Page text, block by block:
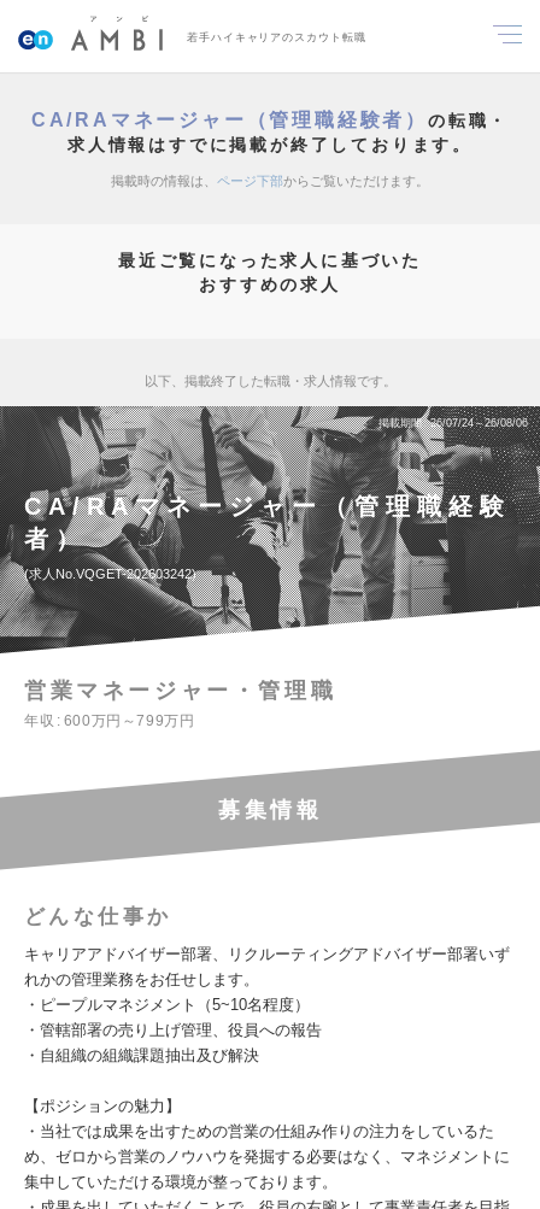
若手ハイキャリアのスカウト転職
CA/RAマネージャー（管理職経験者） の転職・
求人情報はすでに掲載が終了しております。
掲載時の情報は、 ページ下部からご覧いただけます。
最近ご覧になった求人に基づいた
おすすめの求人
以下、掲載終了した転職・求人情報です。
掲載期間 26/07/24～26/08/06
CA/RAマネージャー（管理職経験
者）
求人No.VQGET-202603242
営業マネージャー・管理職
年収 600万円～799万円
募集情報
どんな仕事か
キャリアアドバイザー部署、リクルーティングアドバイザー部署いず
れかの管理業務をお任せします。
・ピープルマネジメント（5~10名程度）
・管轄部署の売り上げ管理、役員への報告
・自組織の組織課題抽出及び解決
【ポジションの魅力】
・当社では成果を出すための営業の仕組み作りの注力をしているた
め、ゼロから営業のノウハウを発掘する必要はなく、マネジメントに
集中していただける環境が整っております。